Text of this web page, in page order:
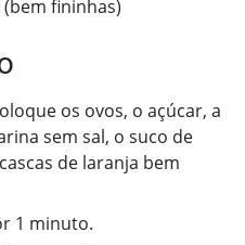
(bem fininhas)
os ovos, o açúcar, a
sem sal, o suco de
de laranja bem
1 minuto.